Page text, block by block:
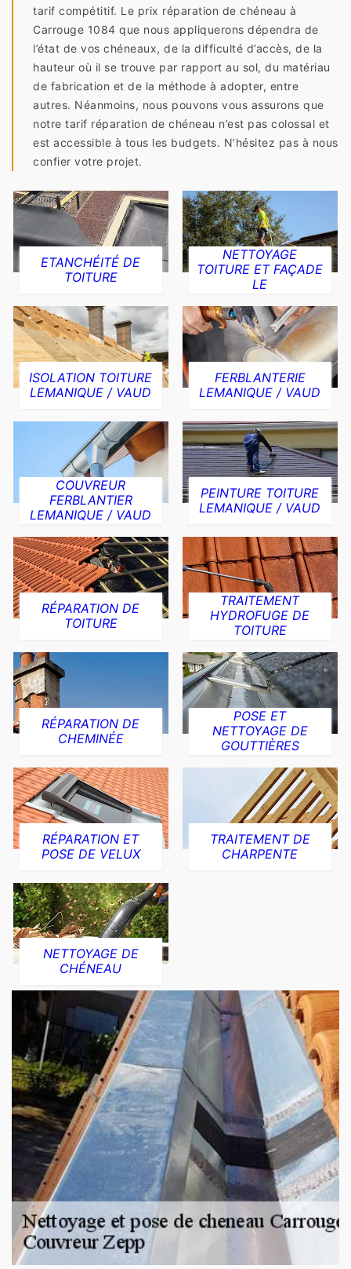
tarif compétitif. Le prix réparation de chéneau à
Carrouge 1084 que nous appliquerons dépendra de
l’état de vos chéneaux, de la difficulté d’accès, de la
hauteur où il se trouve par rapport au sol, du matériau
de fabrication et de la méthode à adopter, entre
autres. Néanmoins, nous pouvons vous assurons que
notre tarif réparation de chéneau n’est pas colossal et
est accessible à tous les budgets. N’hésitez pas à nous
confier votre projet.
ETANCHÉITÉ DE
TOITURE
NETTOYAGE
TOITURE ET FAÇADE
LE
ISOLATION TOITURE
LEMANIQUE / VAUD
FERBLANTERIE
LEMANIQUE / VAUD
COUVREUR
FERBLANTIER
LEMANIQUE / VAUD
PEINTURE TOITURE
LEMANIQUE / VAUD
RÉPARATION DE
TOITURE
TRAITEMENT
HYDROFUGE DE
TOITURE
RÉPARATION DE
CHEMINÉE
POSE ET
NETTOYAGE DE
GOUTTIÈRES
RÉPARATION ET
POSE DE VELUX
TRAITEMENT DE
CHARPENTE
NETTOYAGE DE
CHÉNEAU